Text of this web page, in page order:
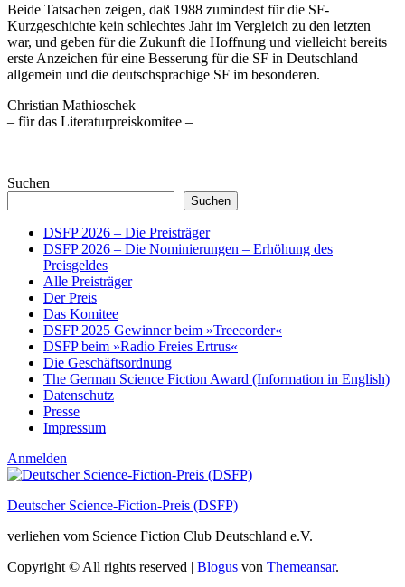
Beide Tatsachen zeigen, daß 1988 zumindest für die SF-
Kurzgeschichte kein schlechtes Jahr im Vergleich zu den letzten
war, und geben für die Zukunft die Hoffnung und vielleicht bereits
erste Anzeichen für eine Besserung für die SF in Deutschland
allgemein und die deutschsprachige SF im besonderen.
Christian Mathioschek
– für das Literaturpreiskomitee –
Suchen
Suchen
DSFP 2026 – Die Preisträger
DSFP 2026 – Die Nominierungen – Erhöhung des
Preisgeldes
Alle Preisträger
Der Preis
Das Komitee
DSFP 2025 Gewinner beim »Treecorder«
DSFP beim »Radio Freies Ertrus«
Die Geschäftsordnung
The German Science Fiction Award (Information in English)
Datenschutz
Presse
Impressum
Anmelden
Deutscher Science-Fiction-Preis (DSFP)
verliehen vom Science Fiction Club Deutschland e.V.
Copyright © All rights reserved | Blogus von Themeansar.